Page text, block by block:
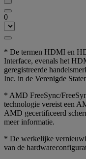
0
* De termen HDMI en
Interface, evenals het
geregistreerde
Inc. in de Verenigde
* AMD FreeSync/
technologie vereist een
AMD gecertificeerd
meer informatie.
* De werkelijke
van de